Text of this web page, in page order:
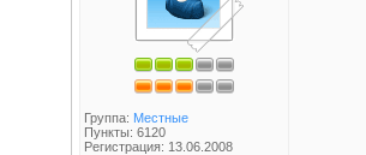
Группа: Местные
Пункты: 6120
Регистрация: 13.06.2008